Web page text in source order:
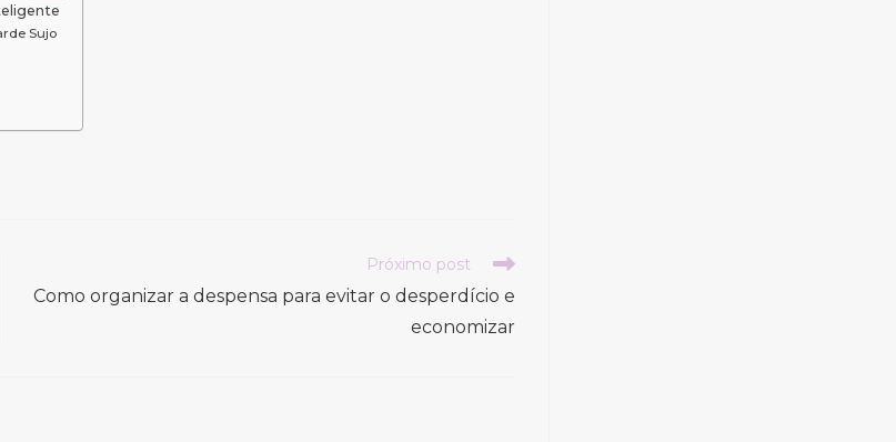
Sujo
Próximo post
Como organizar a despensa para evitar o desperdício e
economizar